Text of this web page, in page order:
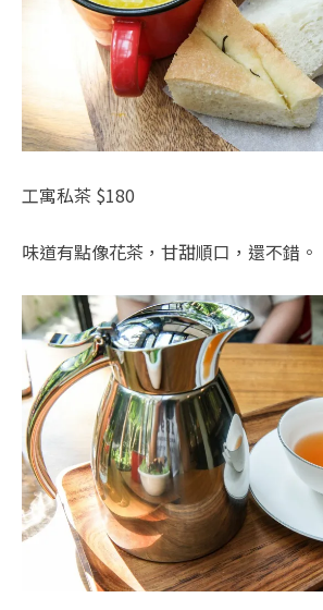
工寓私茶 $180
味道有點像花茶，甘甜順口，還不錯。